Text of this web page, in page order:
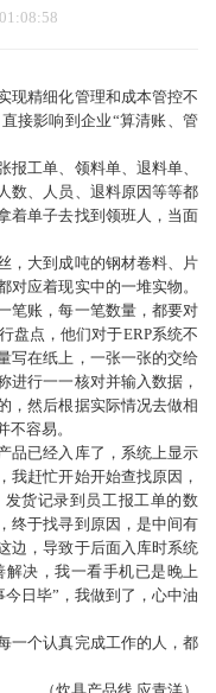
精细化管理和成本管控不
接影响到企业“算清账、管
工单、领料单、退料单、
数、人员、退料原因等等都
着单子去找到领班人，当面
大到成吨的钢材卷料、片
应着现实中的一堆实物。
笔账，每一笔数量，都要对
盘点，他们对于ERP系统不
写在纸上，一张一张的交给
进行一一核对并输入数据，
，然后根据实际情况去做相
容易。
已经入库了，系统上显示
我赶忙开始开始查找原因，
货记录到员工报工单的数
终于找寻到原因，是中间有
边，导致于后面入库时系统
决，我一看手机已是晚上
日毕”，我做到了，心中油
个认真完成工作的人，都